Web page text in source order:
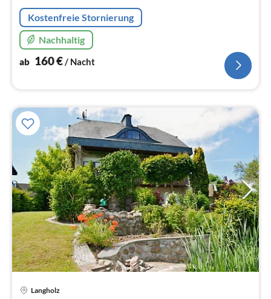
Kostenfreie Stornierung
Nachhaltig
ab 160€ / Nacht
Langholz